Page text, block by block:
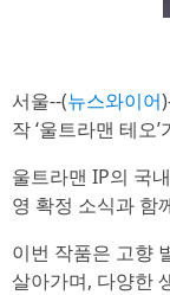
서울--(뉴스와이어
작 ‘울트라맨 테오
울트라맨 IP의 국
영 확정 소식과 함
이번 작품은 고향
살아가며, 다양한